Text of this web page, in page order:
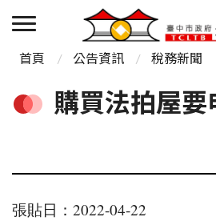
首頁 公告資訊 稅務新聞
購買法拍屋要
張貼日：2022-04-22